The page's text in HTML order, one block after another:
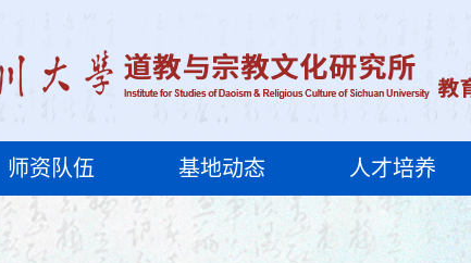
师资队伍 基地动态 人才培养